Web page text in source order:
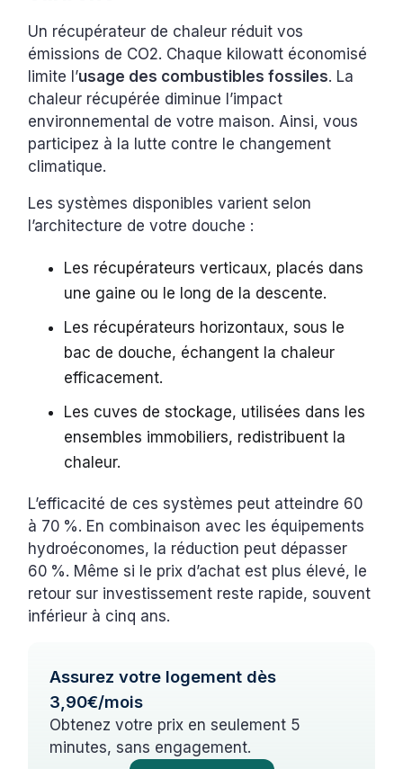
Un récupérateur de chaleur réduit vos
émissions de CO2. Chaque kilowatt économisé
limite l’usage des combustibles fossiles. La
chaleur récupérée diminue l’impact
environnemental de votre maison. Ainsi, vous
participez à la lutte contre le changement
climatique.
Les systèmes disponibles varient selon
l’architecture de votre douche :
Les récupérateurs verticaux, placés dans
une gaine ou le long de la descente.
Les récupérateurs horizontaux, sous le
bac de douche, échangent la chaleur
efficacement.
Les cuves de stockage, utilisées dans les
ensembles immobiliers, redistribuent la
chaleur.
L’efficacité de ces systèmes peut atteindre 60
à 70 %. En combinaison avec les équipements
hydroéconomes, la réduction peut dépasser
60 %. Même si le prix d’achat est plus élevé, le
retour sur investissement reste rapide, souvent
inférieur à cinq ans.
Assurez votre logement dès
3,90€/mois
Obtenez votre prix en seulement 5
minutes, sans engagement.